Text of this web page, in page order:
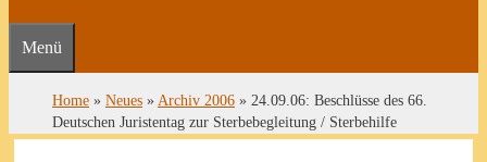
Menü
Home » Neues » Archiv 2006 » 24.09.06: Beschlüsse des 66.
Deutschen Juristentag zur Sterbebegleitung / Sterbehilfe